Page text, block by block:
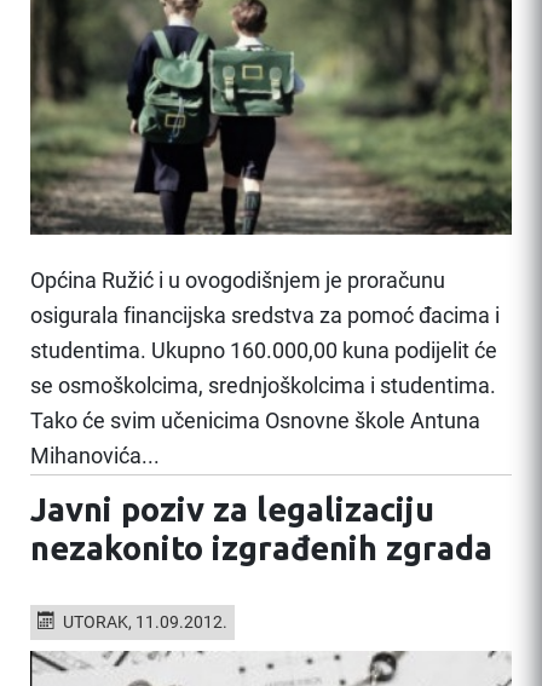
Općina Ružić i u ovogodišnjem je proračunu
osigurala financijska sredstva za pomoć đacima i
studentima. Ukupno 160.000,00 kuna podijelit će
se osmoškolcima, srednjoškolcima i studentima.
Tako će svim učenicima Osnovne škole Antuna
Mihanovića...
Javni poziv za legalizaciju
nezakonito izgrađenih zgrada
UTORAK, 11.09.2012.